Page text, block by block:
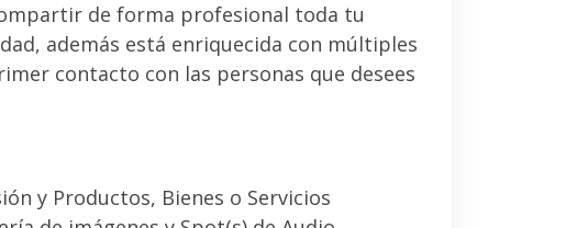
de forma profesional toda tu
además está enriquecida con múltiples
contacto con las personas que desees
y Productos, Bienes o Servicios